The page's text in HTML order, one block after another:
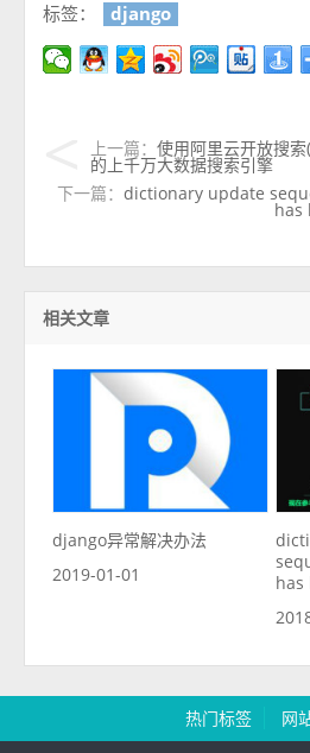
标签： django
上一篇： 使用阿里云开放搜
的上千万大数据搜索引擎
下一篇： dictionary update
has
相关文章
django异常解决办法
2019-01-01
has
热门标签 网